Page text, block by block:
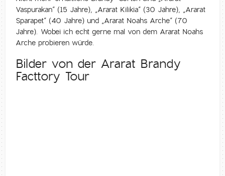
Vaspurakan“ (15 Jahre), „Ararat Kilikia“ (30 Jahre), „Ararat
Sparapet“ (40 Jahre) und „Ararat Noahs Arche“ (70
Jahre). Wobei ich echt gerne mal von dem Ararat Noahs
Arche probieren würde.
Bilder von der Ararat Brandy
Facttory Tour